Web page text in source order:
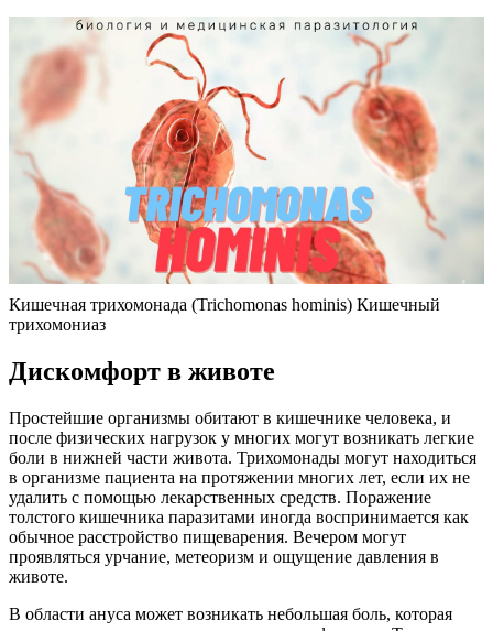
Кишечная трихомонада (Trichomonas hominis) Кишечный
трихомониаз
Дискомфорт в животе
Простейшие организмы обитают в кишечнике человека, и
после физических нагрузок у многих могут возникать легкие
боли в нижней части живота. Трихомонады могут находиться
в организме пациента на протяжении многих лет, если их не
удалить с помощью лекарственных средств. Поражение
толстого кишечника паразитами иногда воспринимается как
обычное расстройство пищеварения. Вечером могут
проявляться урчание, метеоризм и ощущение давления в
животе.
В области ануса может возникать небольшая боль, которая